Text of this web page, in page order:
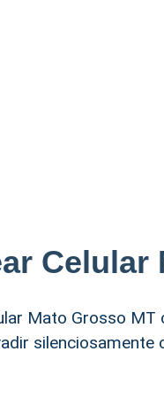
Celular
Mato Grosso
silenciosamente